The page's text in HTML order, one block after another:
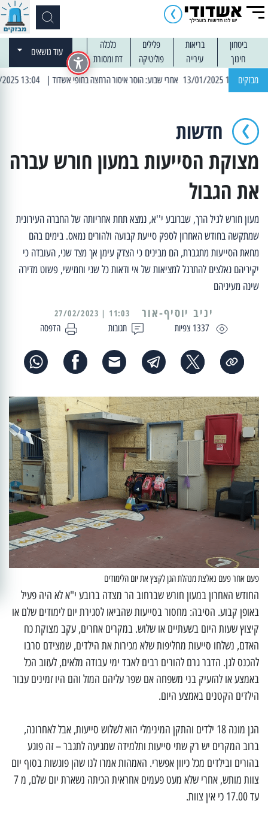
ביטחון בריאות פלילים
כלכלה
חינוך
עירייה פוליטיקה דת ומסורת
עוד נושאים
מבזקים | 13:04 14/01/2025 עובדים בלילות: עבודות קרצוף וריבוד אספלט
חדשות
מצוקת הסייעות במעון חורש עברה
את הגבול
מעון חורש לגיל הרך, שברובע י''א, נמצא תחת אחריותה של החברה העירונית
שמתקשה בחודש האחרון לספק סייעת קבועה ולהורים נמאס. בימים בהם
מחאת הסייעות מתגברת, הם מבינים כי הצדק עימן אך מצד שני, העובדה כי
יקיריהם נאלצים להתרגל למציאות של אי ודאות כל שני וחמישי, פשוט מדירה
שינה מעיניהם
1337 צפיות תגובות הדפסה
יניב יוסיף-אור 11:03 | 27/02/2023
פעם אחר פעם נאלצת מנהלת הגן לקצץ את יום הלימודים
החודש האחרון במעון חורש שברחוב הר מצדה ברובע י"א לא היה פעיל
באופן קבוע. הסיבה: מחסור בסייעות שהביאו לסגירת יום לימודים שלם או
קיצוץ שעות היום בשעתיים או שלוש. במקרים אחרים, עקב מצוקת כח
האדם, נשלחו סייעות מחליפות שלא מכירות את הילדים, שמצידם סרבו
להכנס לגן. הדבר גרם להורים רבים לאבד ימי עבודה מלאים, לעזוב הכל
באמצע או להזעיק בני משפחה אם שפר עליהם המזל והם היו זמינים עבור
הילדים הקטנים באמצע היום.
הגן מונה 18 ילדים והתקן המינימלי הוא לשלוש סייעות, אבל לאחרונה,
ברוב המקרים יש רק שתי סייעות ותלמידה שמגיעה לתגבר – זה פוגע
בהורים ובילדים מכל כיוון אפשרי. האמהות אמרו לנו שהן פוגשות בסוף יום
צוות מותש, אחרי שלא מעט פעמים אחראית הכיתה נשארת יום שלם, מ 7
עד 17.00 כי אין צוות.